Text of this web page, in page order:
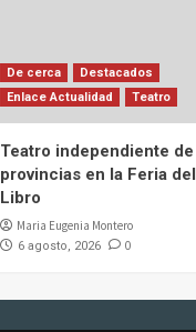
De cerca
Destacados
Enlace Actualidad
Teatro
Teatro independiente de
provincias en la Feria del
Libro
Maria Eugenia Montero
6 agosto, 2026 0